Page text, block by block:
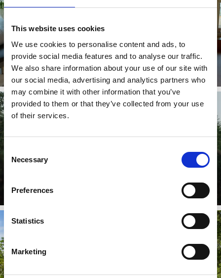
This website uses cookies
We use cookies to personalise content and ads, to
provide social media features and to analyse our traffic.
We also share information about your use of our site with
our social media, advertising and analytics partners who
may combine it with other information that you’ve
provided to them or that they’ve collected from your use
of their services.
Consent
Selection
Necessary
Preferences
Statistics
Marketing
Konferens
Läs mer
Läs mer